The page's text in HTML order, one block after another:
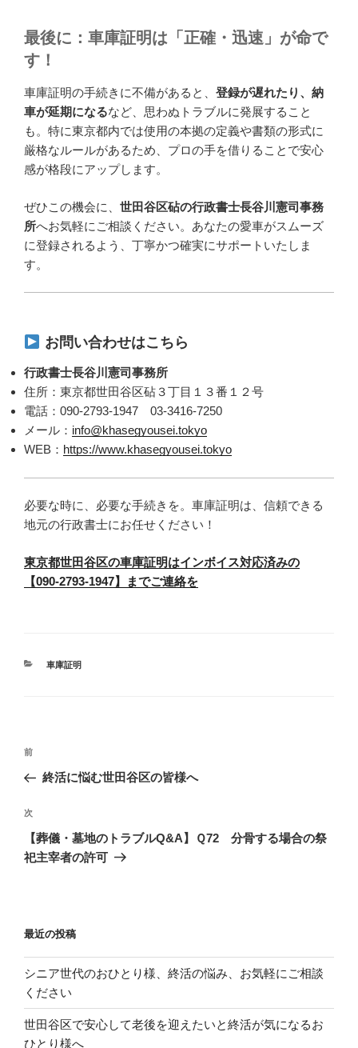
最後に：車庫証明は「正確・迅速」が命で
す！
車庫証明の手続きに不備があると、 登録が遅れたり、納
車が延期になるなど、思わぬトラブルに発展すること
も。特に東京都内では使用の本拠の定義や書類の形式に
厳格なルールがあるため、プロの手を借りることで安心
感が格段にアップします。
ぜひこの機会に、 世田谷区砧の行政書士長谷川憲司事務
所へお気軽にご相談ください。あなたの愛車がスムーズ
に登録されるよう、丁寧かつ確実にサポートいたしま
す。
お問い合わせはこちら
行政書士長谷川憲司事務所
住所：東京都世田谷区砧３丁目１３番１２号
電話：090-2793-1947 03-3416-7250
メール： info@khasegyousei.tokyo
WEB： https://www.khasegyousei.tokyo
必要な時に、必要な手続きを。車庫証明は、信頼できる
地元の行政書士にお任せください！
東京都世田谷区の車庫証明はインボイス対応済みの
【090-2793-1947】までご連絡を
カ
車庫証明
投
ビ
ゲ
ー
過
去
投
稿
前
終活に悩む世田谷区の皆様へ
次
の
投
次
【葬儀・墓地のトラブルQ&A】Ｑ72 分骨する場合の祭
祀主宰者の許可
最近の投稿
シニア世代のおひとり様、終活の悩み、お気軽にご相談
ください
世田谷区で安心して老後を迎えたいと終活が気になるお
ひとり様へ